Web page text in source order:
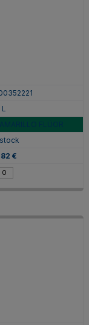
L
€